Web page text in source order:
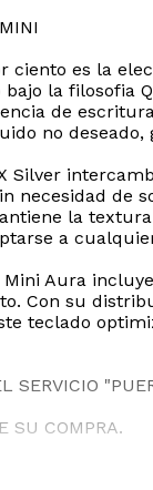
ciento es la
la filosofia
de
no
de
la
a
Aura
su
teclado
SERVICIO
SU COMPRA.